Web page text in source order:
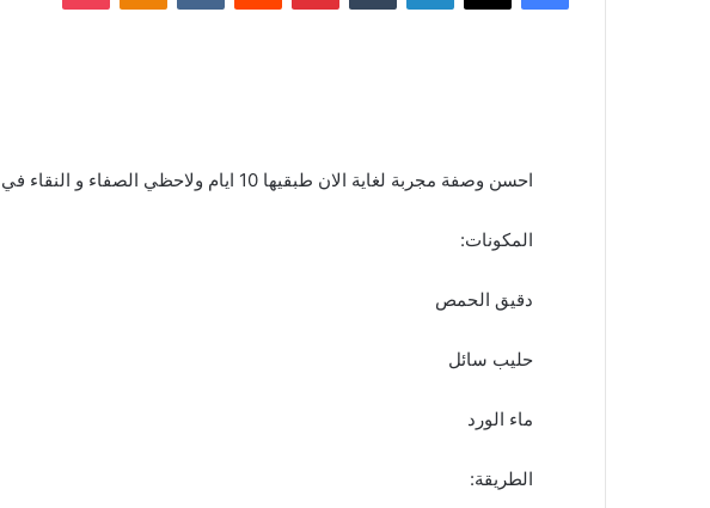
احسن وصفة مجربة لغاية الان طبقيها 10 ايام ولاحظي الصفاء و النقاء في بشرتك
المكونات:
دقيق الحمص
حليب سائل
ماء الورد
الطريقة: